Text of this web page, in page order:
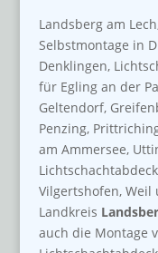
Landsberg am
Selbstmontage in
Denklingen,
für Egling an der
Geltendorf,
Penzing,
am Ammersee,
Vilgertshofen, Weil
Landkreis
auch die Montage